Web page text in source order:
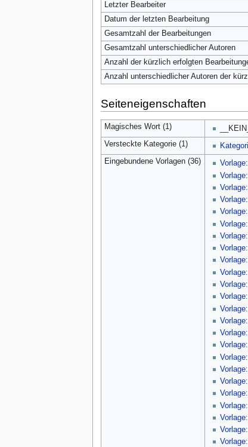
Letzter Bearbeiter
Datum der letzten Bearbeitung
Gesamtzahl der Bearbeitungen
Gesamtzahl unterschiedlicher Autoren
Anzahl der kürzlich erfolgten
Anzahl unterschiedlicher Autoren der
Seiteneigenschaften
Magisches Wort (1)
Versteckte Kategorie (1)
Eingebundene Vorlagen (36)